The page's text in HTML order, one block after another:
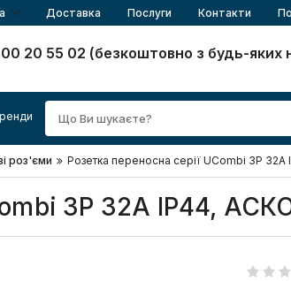
Доставка Послуги Контакти
20 55 02 (безкоштовно з будь-яких
роз'єми Розетка переносна серії UСombi 3P
3P 32A IP44,